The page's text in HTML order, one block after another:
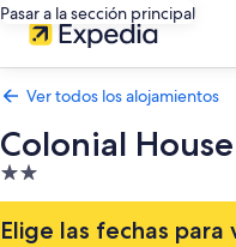
Pasar a la sección principal
Ver todos los alojamientos
Colonial
Alojamiento
de
2.0 estrellas
Elige las fechas para